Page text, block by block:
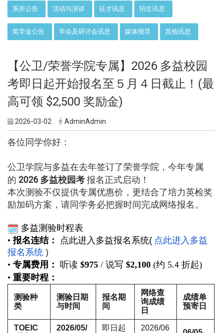
系所公告 活动与演讲 征才讯息 招生讯息
奖学金公告 学会及研讨会讯息 媒体报导 其他讯息
【公卫/荣誉学院专属】2026 多益校园
考即日起开始报名至５月４日截止！(最
高可领 $2,500 奖励金)
2026-03-02 AdminAdmin
各位同学你好：
公卫学院与多益在去年签订了荣誉学院，今年专属
的 2026 多益校园考报名正式启动！
本次测验不仅提供专属优惠价，更结合了培力英检奖
励加码方案 ， 请同学务必把握时间完成网络报名。
多益测验时程表
•报名连结： 点此进入多益报名系统( 点此进入多益
报名系统 )
• 专属费用： 听读 $975 / 说写 $2,100 (约 5.4 折起)
• 重要时程 ：
测验种
类
测验日期
与时间
报名期
间
网络查
询成绩
日
成绩单
预寄日
TOEIC
2026/05/
即日起
2026/06